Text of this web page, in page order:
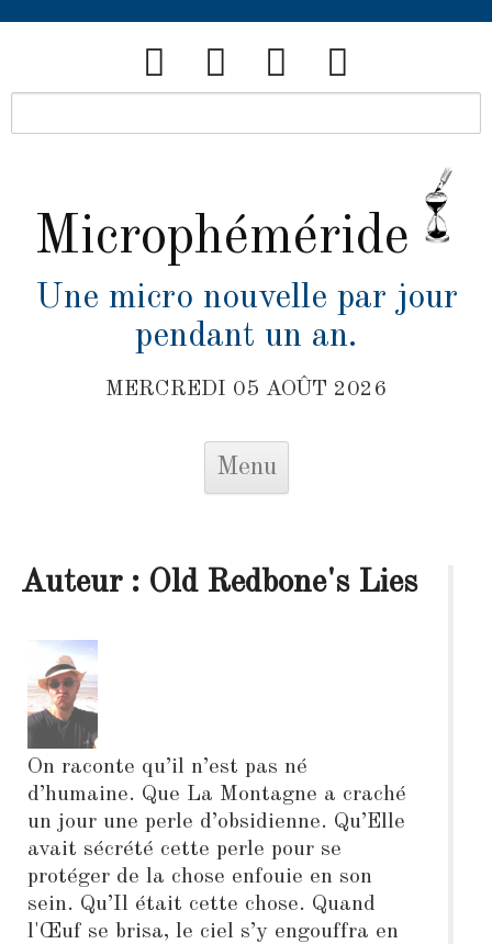
Microphéméride
Une micro nouvelle par jour
pendant un an.
MERCREDI 05 AOÛT 2026
Menu
Auteur : Old Redbone's Lies
On raconte qu’il n’est pas né
d’humaine. Que La Montagne a craché
un jour une perle d’obsidienne. Qu’Elle
avait sécrété cette perle pour se
protéger de la chose enfouie en son
sein. Qu’Il était cette chose. Quand
l'Œuf se brisa, le ciel s’y engouffra en